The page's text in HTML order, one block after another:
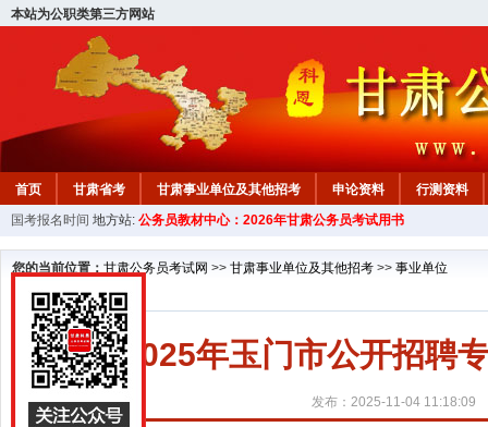
本站为公职类第三方网站
首页 甘肃省考 甘肃事业单位及其他招考 申论资料
行测资料
国考报名时间 地方站: 公务员教材中心：2026年甘肃公务员考试用书
您的当前位置： 甘肃公务员考试网 >> 甘肃事业单位及其他招考 >> 事业单位
2025年玉门市公开招聘
发布：2025-11-04 11:18:09